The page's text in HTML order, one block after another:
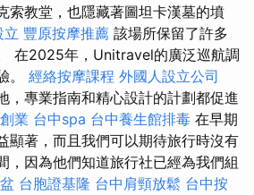
索教堂，也隱藏著圖坦卡漢墓的墳
立 豐原按摩推薦 該場所保留了許多
在2025年，Unitravel的廣泛巡航調
。 經絡按摩課程 外國人設立公司
，專業指南和精心設計的計劃都促進
業 台中spa 台中養生館排毒 在早期
顯著，而且我們可以期待旅行時沒有
，因為他們知道旅行社已經為我們組
台胞證基隆 台中肩頸放鬆 台中按